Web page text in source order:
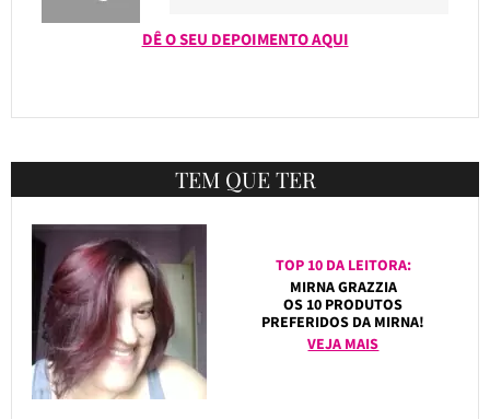
DÊ O SEU DEPOIMENTO AQUI
TEM QUE TER
TOP 10 DA LEITORA:
MIRNA GRAZZIA
OS 10 PRODUTOS
PREFERIDOS DA MIRNA!
VEJA MAIS